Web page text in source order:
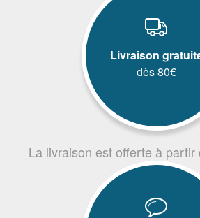
Livraison
dès 80€
La livraison est offerte à partir